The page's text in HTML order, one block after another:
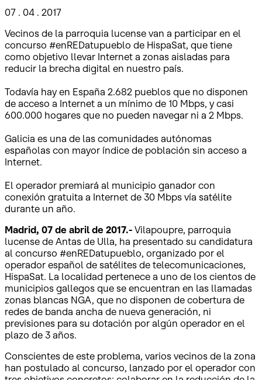
07 . 04 . 2017
Vecinos de la parroquia lucense van a participar en el
concurso #enREDatupueblo de HispaSat, que tiene
como objetivo llevar Internet a zonas aisladas para
reducir la brecha digital en nuestro país.
Todavía hay en España 2.682 pueblos que no disponen
de acceso a Internet a un mínimo de 10 Mbps, y casi
600.000 hogares que no pueden navegar ni a 2 Mbps.
Galicia es una de las comunidades autónomas
españolas con mayor índice de población sin acceso a
Internet.
El operador premiará al municipio ganador con
conexión gratuita a Internet de 30 Mbps vía satélite
durante un año.
Madrid, 07 de abril de 2017.- Vilapoupre, parroquia
lucense de Antas de Ulla, ha presentado su candidatura
al concurso #enREDatupueblo, organizado por el
operador español de satélites de telecomunicaciones,
HispaSat. La localidad pertenece a uno de los cientos de
municipios gallegos que se encuentran en las llamadas
zonas blancas NGA, que no disponen de cobertura de
redes de banda ancha de nueva generación, ni
previsiones para su dotación por algún operador en el
plazo de 3 años.
Conscientes de este problema, varios vecinos de la zona
han postulado al concurso, lanzado por el operador con